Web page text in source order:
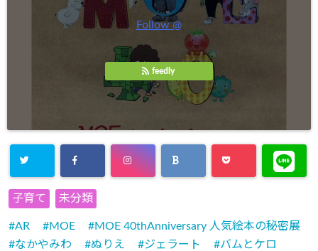
Follow @
feedly
子育て 未分類
AR MOE
MOE 40thAnniversary 人気絵本の秘密展
なかやみわ
ぬりえ ジェラート
バムとケロ